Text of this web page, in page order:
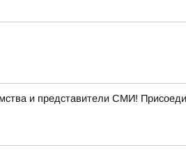
и представители СМИ!